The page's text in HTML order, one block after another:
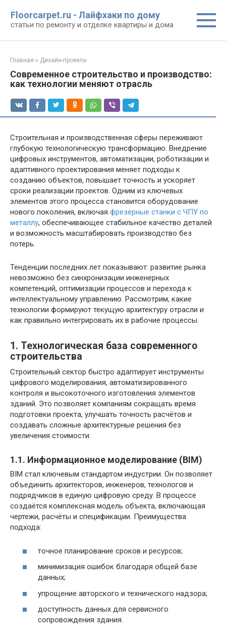
контенту
Floorcarpet.ru - Лайфхаки по дому
статьи по ремонту и отделке квартиры и дома
Главная » Дизайн-проекты
Современное строительство и производство:
как технологии меняют отрасль
Строительная и производственная сферы переживают
глубокую технологическую трансформацию. Внедрение
цифровых инструментов, автоматизации, роботизации и
адаптивного проектирования меняет подходы к
созданию объектов, повышает точность и ускоряет
сроки реализации проектов. Одним из ключевых
элементов этого процесса становится оборудование
нового поколения, включая фрезерные станки с ЧПУ по
металлу, обеспечивающее стабильное качество деталей
и возможность масштабировать производство без
потерь.
Тенденции последних лет показывают: развитие рынка
невозможно без синхронизации инженерных
компетенций, оптимизации процессов и перехода к
интеллектуальному управлению. Рассмотрим, какие
технологии формируют текущую архитектуру отрасли и
как правильно интегрировать их в рабочие процессы.
1. Технологическая база современного
строительства
Строительный сектор быстро адаптирует инструменты
цифрового моделирования, автоматизированного
контроля и высокоточного изготовления элементов
зданий. Это позволяет компаниям сокращать время
подготовки проекта, улучшать точность расчётов и
создавать сложные архитектурные решения без
увеличения стоимости.
1.1. Информационное моделирование (BIM)
BIM стал ключевым стандартом индустрии. Он позволяет
объединить архитекторов, инженеров, технологов и
подрядчиков в единую цифровую среду. В процессе
создаётся комплексная модель объекта, включающая
чертежи, расчёты и спецификации. Преимущества
подхода:
точное планирование сроков и ресурсов;
минимизация ошибок благодаря общей базе
данных;
упрощение авторского и технического надзора;
доступность данных для сервисного
сопровождения здания.